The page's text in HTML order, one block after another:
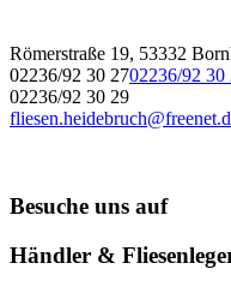
Römerstraße 19, 53332
02236/92 30 2702236/92 30
02236/92 30 29
Besuche uns auf
Händler &